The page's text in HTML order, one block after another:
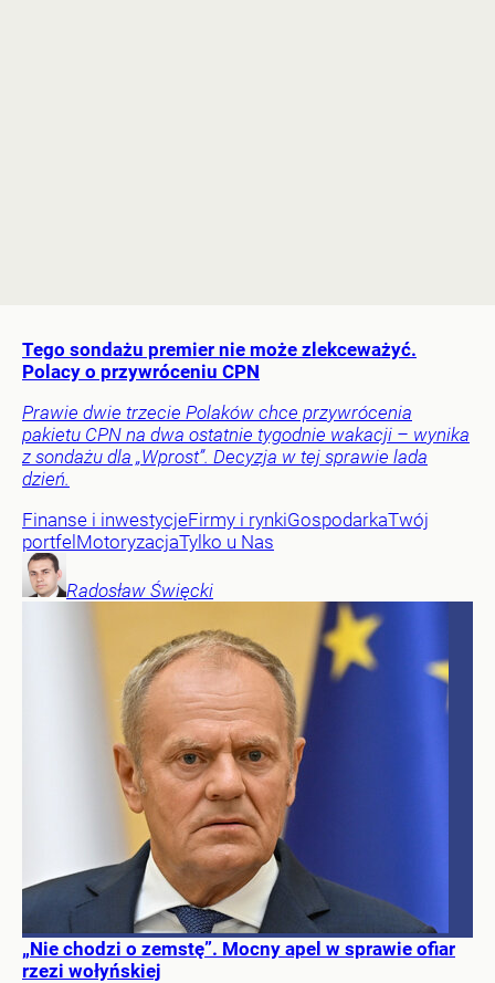
Tego sondażu premier nie może zlekceważyć.
Polacy o przywróceniu CPN
Prawie dwie trzecie Polaków chce przywrócenia
pakietu CPN na dwa ostatnie tygodnie wakacji – wynika
z sondażu dla „Wprost”. Decyzja w tej sprawie lada
dzień.
Finanse i inwestycjeFirmy i rynkiGospodarkaTwój
portfel MotoryzacjaTylko u Nas
Radosław Święcki
„Nie chodzi o zemstę”. Mocny apel w sprawie ofiar
rzezi wołyńskiej